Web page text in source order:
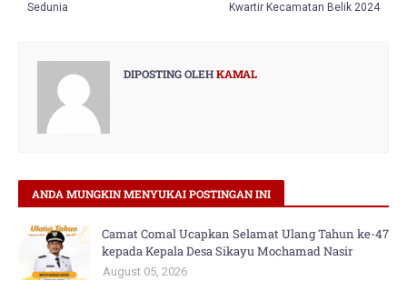
Kwartir Kecamatan Belik 2024
Sedunia
DIPOSTING OLEHKAMAL
ANDA MUNGKIN MENYUKAI POSTINGAN INI
Camat Comal Ucapkan Selamat Ulang Tahun ke-47
kepada Kepala Desa Sikayu Mochamad Nasir
August 05, 2026